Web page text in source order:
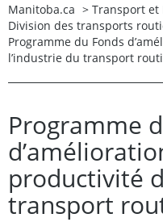
Manitoba.ca > Transport
Division des transports
Programme du Fonds
l’industrie du transport
Programme
productivité
transport